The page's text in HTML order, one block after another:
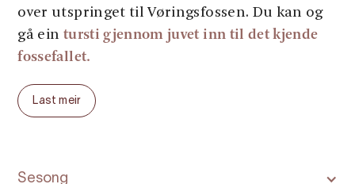
over utspringet til Vøringsfossen. Du kan og
gå ein tursti gjennom juvet inn til det kjende
fossefallet.
Før du legg ut på tur, er det lurt å lesa gjennom
Statens vegvesen sine trafikkvett-råd
Last meir
Sesong